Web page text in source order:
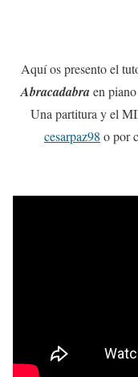
Aquí os presento el
Abracadabraen
Una partitura y el
cesarpaz98 o por